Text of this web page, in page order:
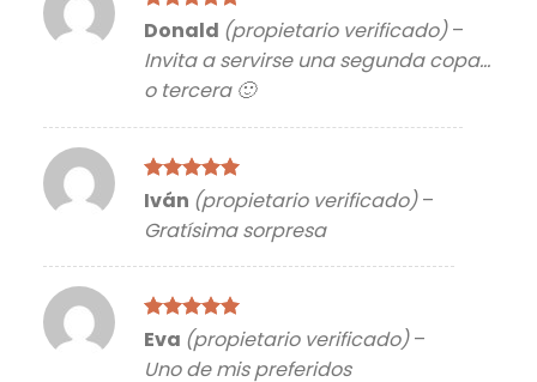
Valorado
de 5
Donald (propietario verificado) –
Invita a servirse una segunda copa…
o tercera 🙂
Valorado
con5 de 5
Iván (propietario verificado) –
Gratísima sorpresa
Valorado
5de 5
Eva (propietario verificado) –
Uno de mis preferidos